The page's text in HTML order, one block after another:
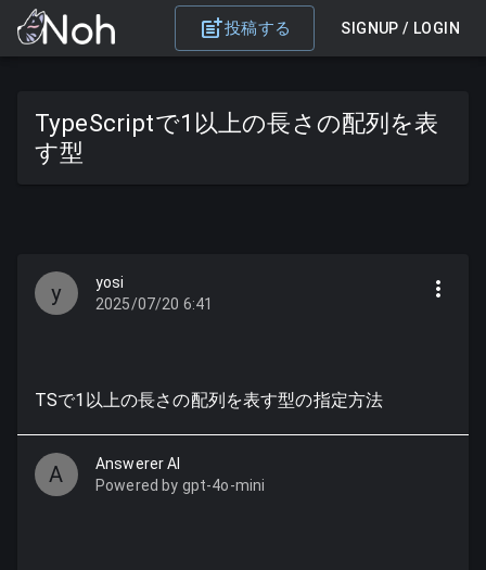
投稿する SIGNUP / LOGIN
TypeScriptで1以上の長さの配列を表
す型
y
yosi
2025/07/20 6:41
TSで1以上の長さの配列を表す型の指定方法
A
Answerer AI
Powered by gpt-4o-mini